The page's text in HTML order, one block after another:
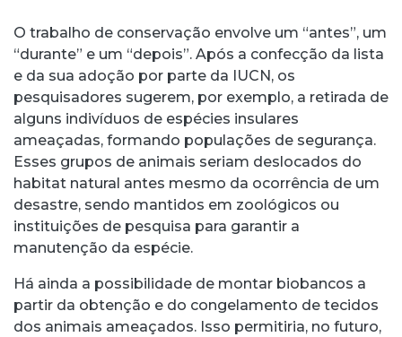
O trabalho de conservação envolve um “antes”, um
“durante” e um “depois”. Após a confecção da lista
e da sua adoção por parte da IUCN, os
pesquisadores sugerem, por exemplo, a retirada de
alguns indivíduos de espécies insulares
ameaçadas, formando populações de segurança.
Esses grupos de animais seriam deslocados do
habitat natural antes mesmo da ocorrência de um
desastre, sendo mantidos em zoológicos ou
instituições de pesquisa para garantir a
manutenção da espécie.
Há ainda a possibilidade de montar biobancos a
partir da obtenção e do congelamento de tecidos
dos animais ameaçados. Isso permitiria, no futuro,